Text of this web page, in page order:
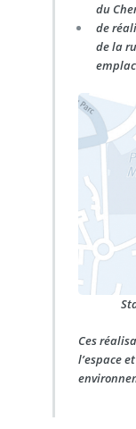
du
de
de la
Ces
l’espace